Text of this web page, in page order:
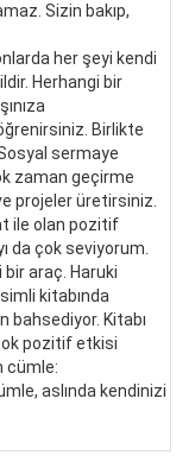
Sizin bakıp,
her şeyi kendi
Herhangi bir
Birlikte
sermaye
zaman geçirme
projeler üretirsiniz.
ile olan pozitif
da çok seviyorum.
araç. Haruki
kitabında
bahsediyor. Kitabı
pozitif etkisi
cümle:
aslında kendinizi